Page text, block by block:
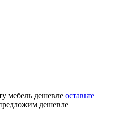
мебель дешевле оставьте
дешевле